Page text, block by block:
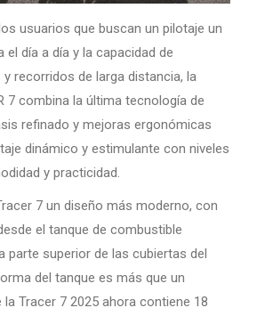
usuarios que buscan un pilotaje un
día a día y la capacidad de
recorridos de larga distancia, la
7 combina la última tecnología de
refinado y mejoras ergonómicas
dinámico y estimulante con niveles
y practicidad.
7 un diseño más moderno, con
el tanque de combustible
parte superior de las cubiertas del
del tanque es más que un
Tracer 7 2025 ahora contiene 18